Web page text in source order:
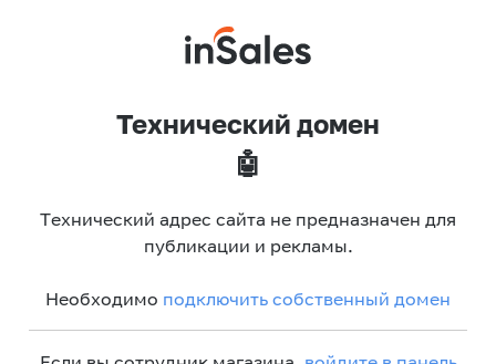
Технический домен
🤖
Технический адрес сайта не предназначен для
публикации и рекламы.
Необходимо подключить собственный домен